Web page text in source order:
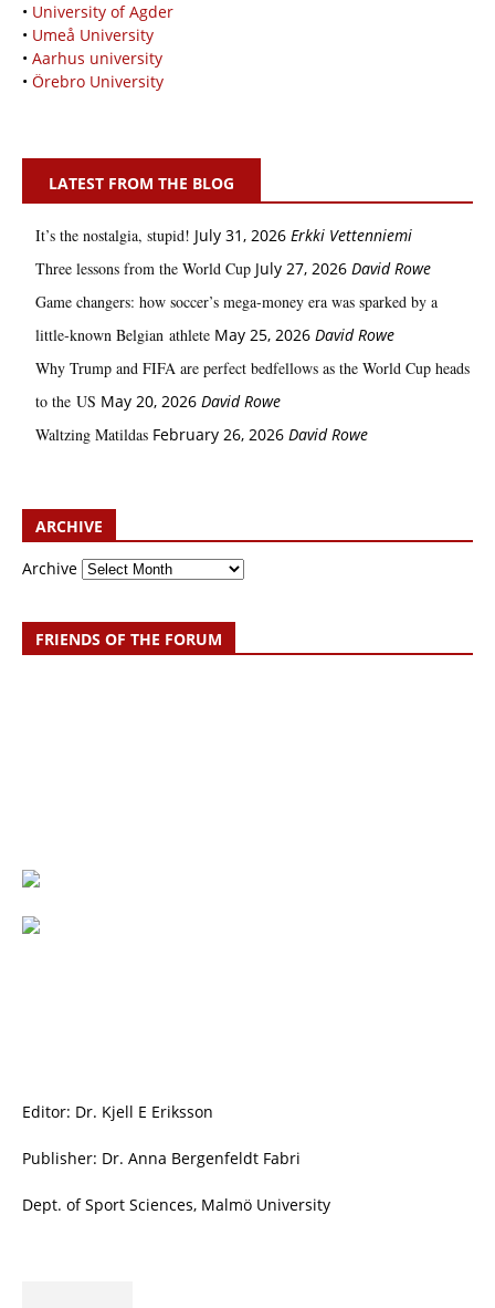
• University of Agder
• Umeå University
• Aarhus university
• Örebro University
LATEST FROM THE BLOG
It’s the nostalgia, stupid! July 31, 2026 Erkki Vetten­­niemi
Three lessons from the World Cup July 27, 2026 David Rowe
Game changers: how soccer’s mega‑money era was sparked by a
little‑known Belgian athlete May 25, 2026 David Rowe
Why Trump and FIFA are perfect bedfellows as the World Cup heads
to the US May 20, 2026 David Rowe
Waltzing Matildas February 26, 2026 David Rowe
ARCHIVE
Archive
FRIENDS OF THE FORUM
Editor: Dr. Kjell E Eriksson
Publisher: Dr. Anna Bergenfeldt Fabri
Dept. of Sport Sciences, Malmö University